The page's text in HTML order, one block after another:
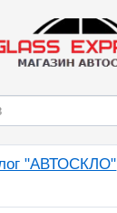
"АВТОСКЛО"